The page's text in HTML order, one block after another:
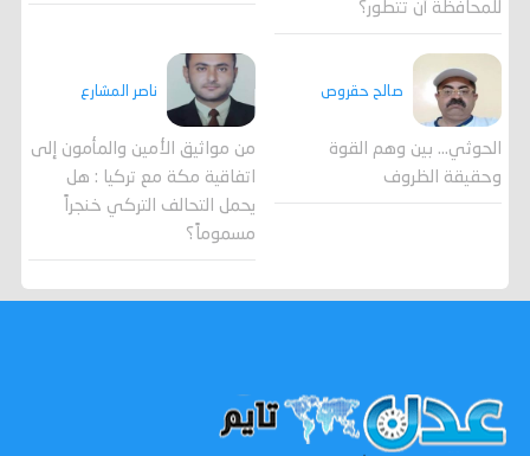
للمحافظة أن تتطور؟
صالح حقروص
الحوثي... بين وهم القوة
وحقيقة الظروف
ناصر المشارع
من مواثيق الأمين والمأمون إلى
اتفاقية مكة مع تركيا : هل
يحمل التحالف التركي خنجراً
مسموماً؟